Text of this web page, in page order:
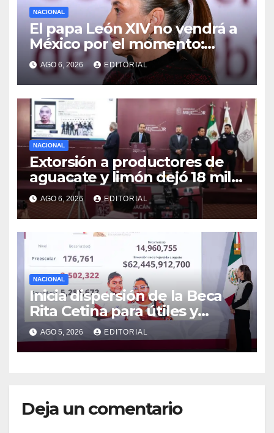
NACIONAL
El papa León XIV no vendrá a
México por el momento:
Sheinbaum
AGO 6, 2026 EDITORIAL
NACIONAL
Extorsión a productores de
aguacate y limón dejó 18 mil
mdp a red del caso Carlos
Manzo
AGO 6, 2026 EDITORIAL
NACIONAL
Inicia dispersión de la Beca
Rita Cetina para útiles y
uniformes escolares en
primaria: presidenta Claudia
Sheinbaum
AGO 5, 2026 EDITORIAL
Deja un comentario